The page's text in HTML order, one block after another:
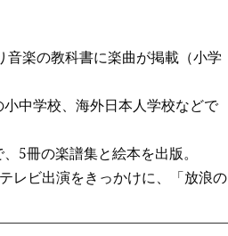
楽の教科書に楽曲が掲載（小学
中学校、海外日本人学校などで
5冊の楽譜集と絵本を出版。
レビ出演をきっかけに、「放浪の